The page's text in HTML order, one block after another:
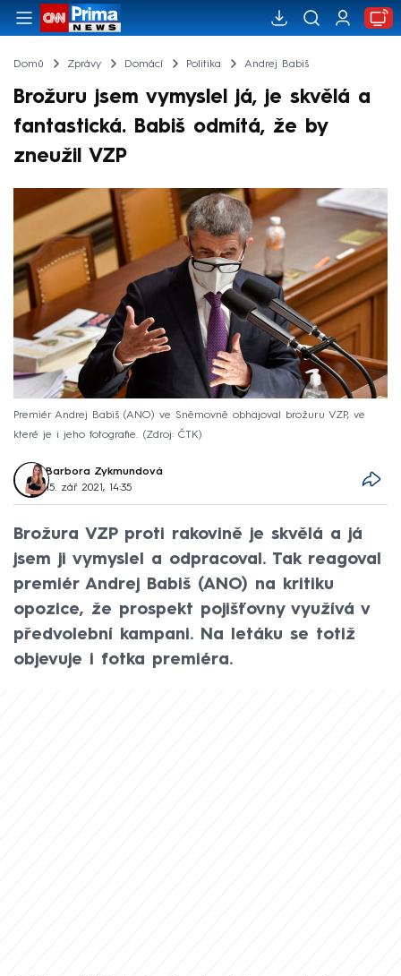
Domů Zprávy Domácí Politika Andrej Babiš
Brožuru jsem vymyslel já, je skvělá a
fantastická. Babiš odmítá, že by
zneužil VZP
Premiér Andrej Babiš (ANO) ve Sněmovně obhajoval brožuru VZP, ve
které je i jeho fotografie.
Zdroj: ČTK
Barbora Zykmundová
15. zář 2021, 14:35
Brožura VZP proti rakovině je skvělá a já
jsem ji vymyslel a odpracoval. Tak reagoval
premiér Andrej Babiš (ANO) na kritiku
opozice, že prospekt pojišťovny využívá v
předvolební kampani. Na letáku se totiž
objevuje i fotka premiéra.